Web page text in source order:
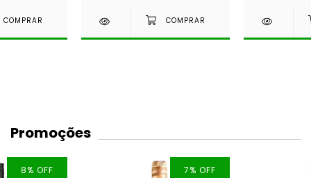
Promoções
8% OFF 7% OFF